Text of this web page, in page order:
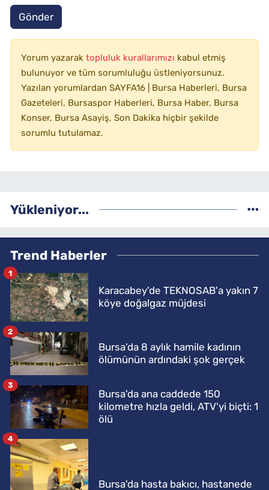
Gönder
Yorum yazarak topluluk kurallarımızı kabul etmiş
bulunuyor ve tüm sorumluluğu üstleniyorsunuz.
Yazılan yorumlardan SAYFA16 | Bursa Haberleri, Bursa
Gazeteleri, Bursaspor Haberleri, Bursa Haber, Bursa
Konser, Bursa Asayiş, Son Dakika hiçbir şekilde
sorumlu tutulamaz.
Yükleniyor...
Trend Haberler
Karacabey'de TEKNOSAB'a yakın 7
köye doğalgaz müjdesi
1
Bursa'da 8 aylık hamile kadının
ölümünün ardındaki şok gerçek
2
Bursa'da ana caddede 150
kilometre hızla geldi, ATV'yi biçti: 1
ölü
3
Bursa'da hasta bakıcı, hastanede
4